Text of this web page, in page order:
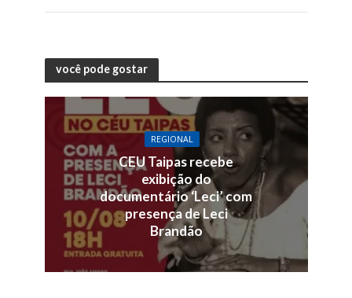
você pode gostar
REGIONAL
CEU Taipas recebe
exibição do
documentário ‘Leci’ com
presença de Leci
Brandão